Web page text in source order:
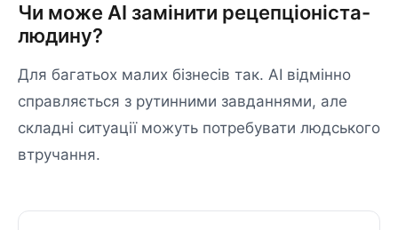
Чи може AI замінити рецепціоніста-
людину?
Для багатьох малих бізнесів так. AI відмінно
справляється з рутинними завданнями, але
складні ситуації можуть потребувати людського
втручання.